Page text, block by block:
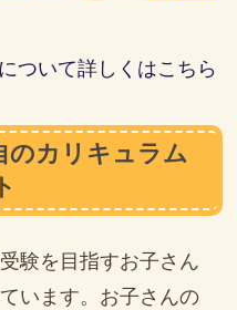
ついて詳しくはこちら
のカリキュラム
験を目指すお子さん
います。お子さんの